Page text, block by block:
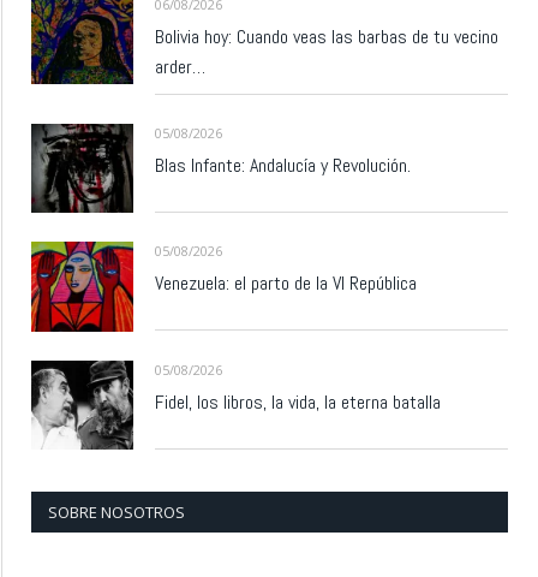
06/08/2026
Bolivia hoy: Cuando veas las barbas de tu vecino
arder…
05/08/2026
Blas Infante: Andalucía y Revolución.
05/08/2026
Venezuela: el parto de la VI República
05/08/2026
Fidel, los libros, la vida, la eterna batalla
SOBRE NOSOTROS